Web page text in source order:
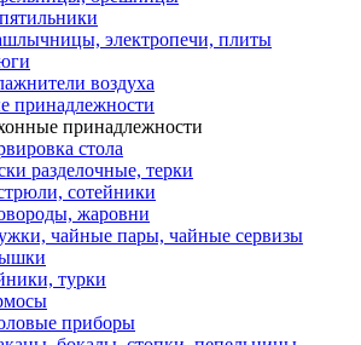
электропечи, плиты
воздуха
принадлежности
принадлежности
стола
разделочные, терки
сотейники
жаровни
чайные пары, чайные сервизы
турки
приборы